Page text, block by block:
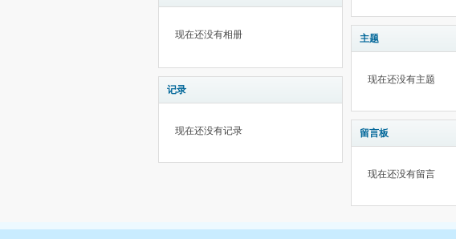
现在还没有相册
记录
现在还没有记录
主题
现在还没有主题
留言板
现在还没有留言